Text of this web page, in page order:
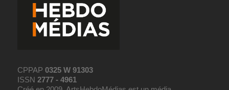
CPPAP0325 W 91303
ISSN2777 - 4961